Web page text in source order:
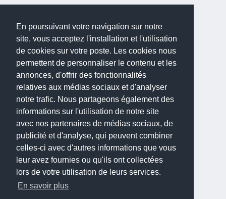
En poursuivant votre navigation sur notre
site, vous acceptez l'installation et l'utilisation
de cookies sur votre poste. Les cookies nous
permettent de personnaliser le contenu et les
annonces, d'offrir des fonctionnalités
relatives aux médias sociaux et d'analyser
notre trafic. Nous partageons également des
informations sur l'utilisation de notre site
avec nos partenaires de médias sociaux, de
publicité et d'analyse, qui peuvent combiner
celles-ci avec d'autres informations que vous
leur avez fournies ou qu'ils ont collectées
lors de votre utilisation de leurs services.
En savoir plus